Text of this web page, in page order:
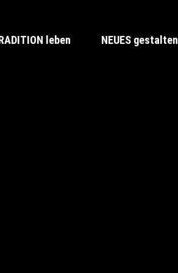
leben NEUES gestalten